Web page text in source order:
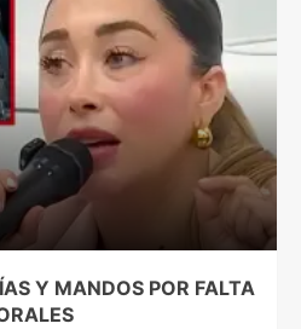
Y MANDOS POR FALTA